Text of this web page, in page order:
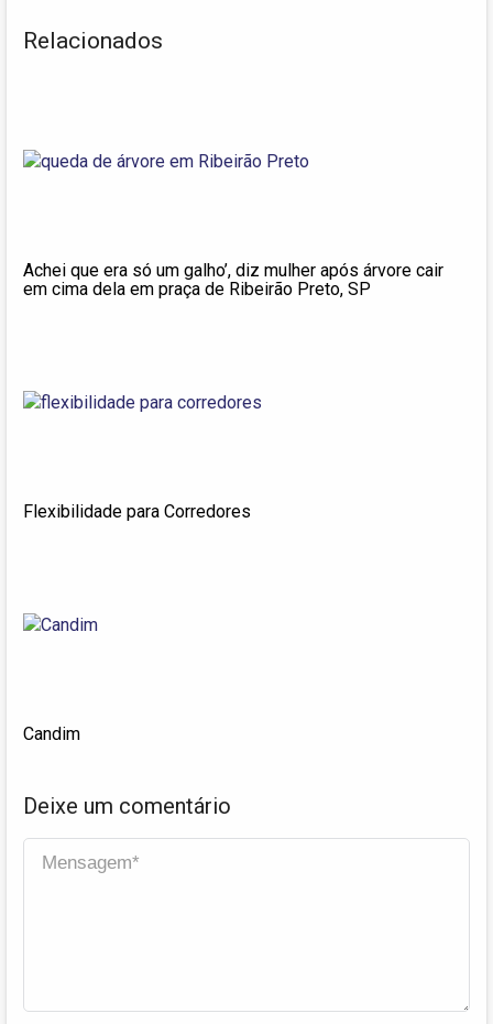
Relacionados
Achei que era só um galho’, diz mulher após árvore cair
em cima dela em praça de Ribeirão Preto, SP
Flexibilidade para Corredores
Candim
Deixe um comentário